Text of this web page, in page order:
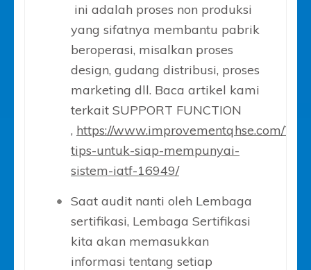
ini adalah proses non produksi
yang sifatnya membantu pabrik
beroperasi, misalkan proses
design, gudang distribusi, proses
marketing dll. Baca artikel kami
terkait SUPPORT FUNCTION
, https://www.improvementqhse.com/7-
tips-untuk-siap-mempunyai-
sistem-iatf-16949/
Saat audit nanti oleh Lembaga
sertifikasi, Lembaga Sertifikasi
kita akan memasukkan
informasi tentang setiap